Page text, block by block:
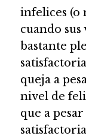
infelices (o
cuando sus
bastante
queja a
nivel de
que a